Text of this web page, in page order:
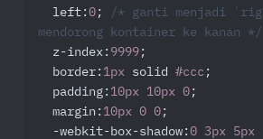
left :0 ;
/* ganti menjadi
mendorong kontainer ke kanan */
z-index : 9999 ;
border : 1px solid #ccc ;
padding : 10px 10px 0 ;
margin : 10px 0 0 ;
-webkit-box-shadow :0 3px
5px